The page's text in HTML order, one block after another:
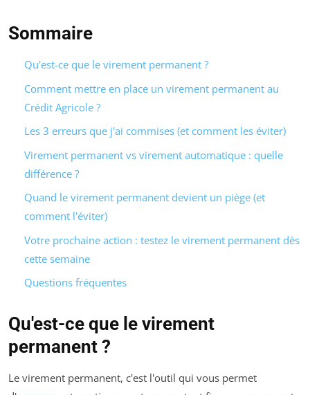
Sommaire
Qu'est-ce que le virement permanent ?
Comment mettre en place un virement permanent au
Crédit Agricole ?
Les 3 erreurs que j'ai commises (et comment les éviter)
Virement permanent vs virement automatique : quelle
différence ?
Quand le virement permanent devient un piège (et
comment l'éviter)
Votre prochaine action : testez le virement permanent dès
cette semaine
Questions fréquentes
Qu'est-ce que le virement
permanent ?
Le virement permanent, c'est l'outil qui vous permet